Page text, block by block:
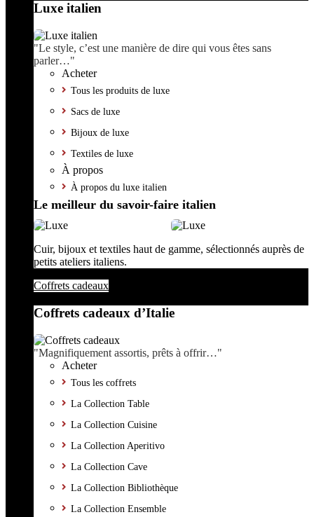
Luxe italien
"Le style, c’est une manière de dire qui vous êtes sans
parler…"
Acheter
Tous les produits de luxe
Sacs de luxe
Bijoux de luxe
Textiles de luxe
À propos
À propos du luxe italien
Le meilleur du savoir-faire italien
Cuir, bijoux et textiles haut de gamme, sélectionnés auprès de
petits ateliers italiens.
Coffrets cadeaux
Coffrets cadeaux d’Italie
"Magnifiquement assortis, prêts à offrir…"
Acheter
Tous les coffrets
La Collection Table
La Collection Cuisine
La Collection Aperitivo
La Collection Cave
La Collection Bibliothèque
La Collection Ensemble